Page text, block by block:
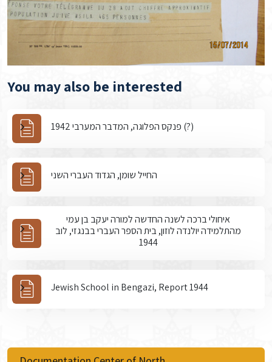
You may also be interested
פנקס הפלוגה, המדבר המערבי 1942 (?)
החייל שומן, הגדוד העברי השני
איחולי ברכה לשנה החדשה למורה יעקב בן עמי
מהתלמידה יולנדה לוזון, בית הספר העברי בבנגזי, לוב
1944
Jewish School in Bengazi, Report 1944